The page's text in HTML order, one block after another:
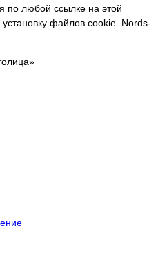
по любой ссылке на этой
файлов cookie. Nords-